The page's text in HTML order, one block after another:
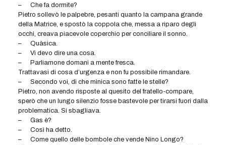
–
Che fa dormite?
Pietro sollevò le palpebre, pesanti quanto la campana grande
della Matrice, e spostò la coppola che, messa a riparo degli
occhi, creava piacevole coperchio per conciliare il sonno.
–
Quàsica.
–
Vi devo dire una cosa.
–
Parliamone domani a mente fresca.
Trattavasi di cosa d’urgenza e non fu possibile rimandare.
–
Secondo voi, di che mìnica sono fatte le stelle?
Pietro, non avendo risposte al quesito del fratello-compare,
sperò che un lungo silenzio fosse bastevole per tirarsi fuori dalla
problematica. Si sbagliava.
–
Gas è?
–
Così ha detto.
–
Come quello delle bombole che vende Nino Longo?